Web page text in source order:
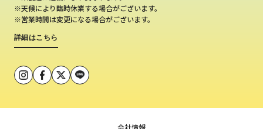
※天候により臨時休業する場合がございます。
※営業時間は変更になる場合がございます。
詳細はこちら